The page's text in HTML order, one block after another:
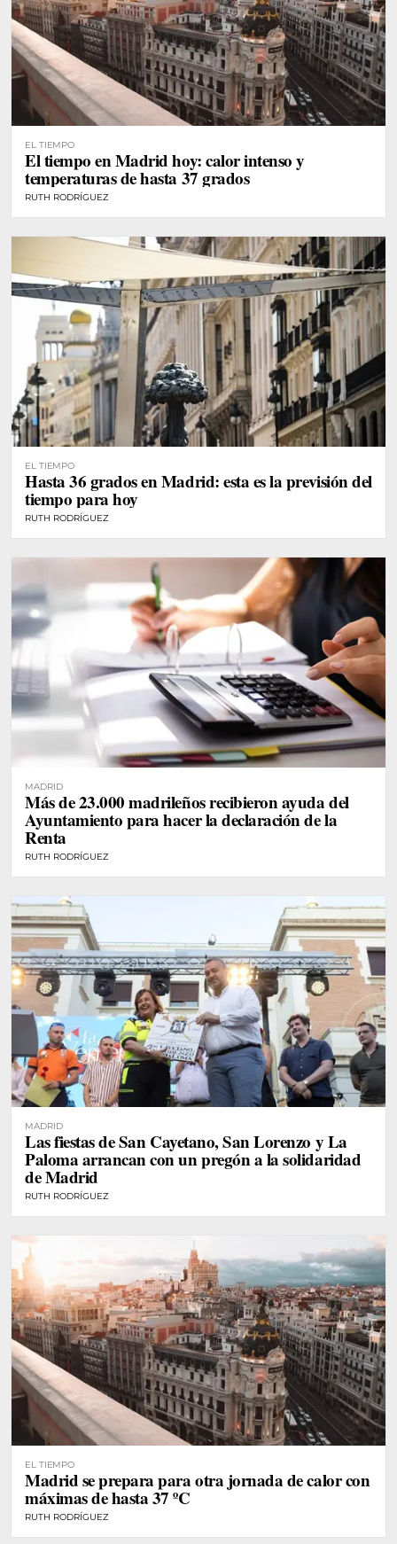
EL TIEMPO
El tiempo en Madrid hoy: calor intenso y
temperaturas de hasta 37 grados
RUTH RODRÍGUEZ
EL TIEMPO
Hasta 36 grados en Madrid: esta es la previsión del
tiempo para hoy
RUTH RODRÍGUEZ
MADRID
Más de 23.000 madrileños recibieron ayuda del
Ayuntamiento para hacer la declaración de la
Renta
RUTH RODRÍGUEZ
MADRID
Las fiestas de San Cayetano, San Lorenzo y La
Paloma arrancan con un pregón a la solidaridad
de Madrid
RUTH RODRÍGUEZ
EL TIEMPO
Madrid se prepara para otra jornada de calor con
máximas de hasta 37 ºC
RUTH RODRÍGUEZ